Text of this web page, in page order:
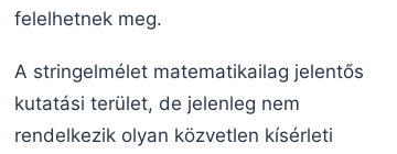
felelhetnek meg.
A stringelmélet matematikailag jelentős
kutatási terület, de jelenleg nem
rendelkezik olyan közvetlen kísérleti